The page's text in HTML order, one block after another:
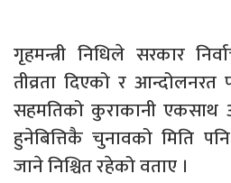
गृहमन्त्री निधिले सरकार
तीव्रता दिएको र आन्दोलनरत
सहमतिको कुराकानी एकसाथ
हुनेबित्तिकै चुनावको मिति
जाने निश्चित रहेको वताए ।